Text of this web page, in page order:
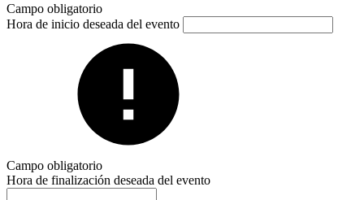
Campo obligatorio
Hora de inicio deseada del evento
Campo obligatorio
Hora de finalización deseada del evento